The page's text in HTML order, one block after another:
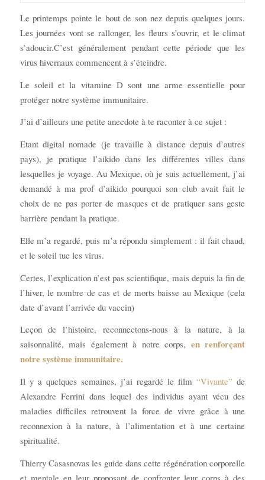
Le printemps pointe le bout de son nez depuis quelques jours.
Les journées vont se rallonger, les fleurs s’ouvrir, et le climat
s’adoucir.C’est généralement pendant cette période que les
virus hivernaux commencent à s’éteindre.
Le soleil et la vitamine D sont une arme essentielle pour
protéger notre système immunitaire.
J’ai d’ailleurs une petite anecdote à te raconter à ce sujet :
Etant digital nomade (je travaille à distance depuis d’autres
pays), je pratique l’aikido dans les différentes villes dans
lesquelles je voyage. Au Mexique, où je suis actuellement, j’ai
demandé à ma prof d’aikido pourquoi son club avait fait le
choix de ne pas porter de masques et de pratiquer sans geste
barrière pendant la pratique.
Elle m’a regardé, puis m’a répondu simplement : il fait chaud,
et le soleil tue les virus.
Certes, l’explication n’est pas scientifique, mais depuis la fin de
l’hiver, le nombre de cas et de morts baisse au Mexique (cela
date d’avant l’arrivée du vaccin)
Leçon de l’histoire, reconnectons-nous à la nature, à la
saisonnalité, mais également à notre corps, en renforçant
notre système immunitaire.
Il y a quelques semaines, j’ai regardé le film“Vivante” de
Alexandre Ferrini dans lequel des individus ayant vécu des
maladies difficiles retrouvent la force de vivre grâce à une
reconnexion à la nature, à l’alimentation et à une certaine
spiritualité.
Thierry Casasnovas les guide dans cette régénération corporelle
et mentale en leur proposant de confronter leur corps à des